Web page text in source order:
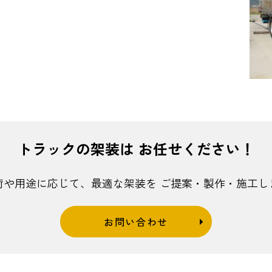
トラックの架装は お任せください！
や用途に応じて、最適な架装を ご提案・製作・施工
お問い合わせ